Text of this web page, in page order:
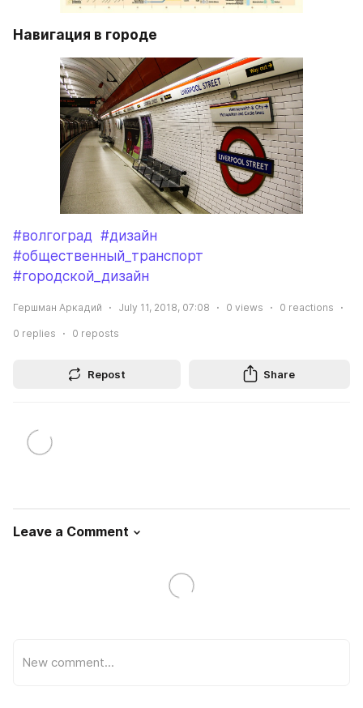
Навигация в городе
#волгоград #дизайн
#общественный_транспорт
#городской_дизайн
Гершман Аркадий July 11, 2018, 07:08 0 views 0 reactions
0 replies 0 reposts
Repost Share
Leave a Comment